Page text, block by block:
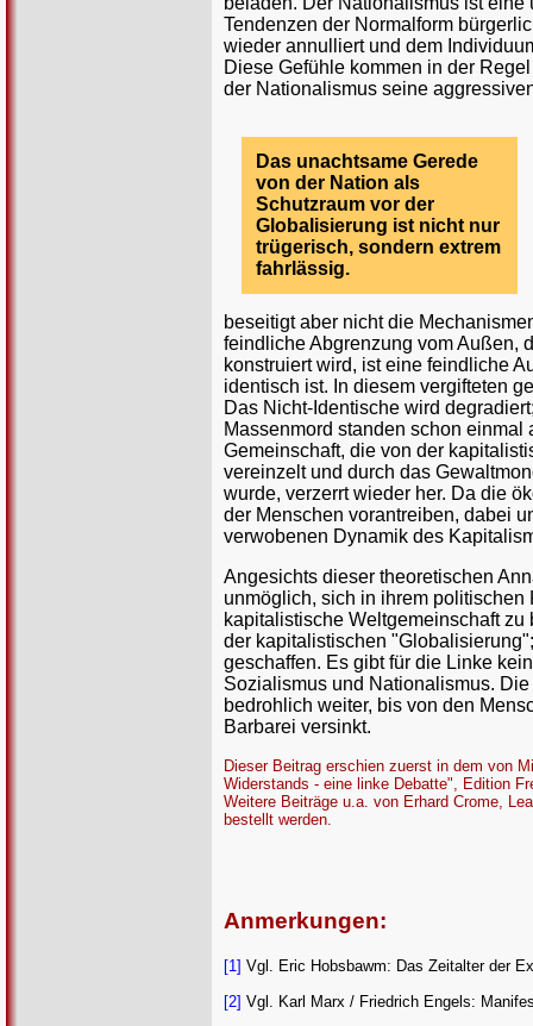
Tendenzen der Normalform
wieder annulliert und dem
Diese Gefühle kommen in der
der Nationalismus seine
Das unachtsame Gerede
von der Nation als
Schutzraum vor der
Globalisierung ist nicht nur
trügerisch, sondern extrem
fahrlässig.
beseitigt aber nicht die
feindliche Abgrenzung vom Außen,
konstruiert wird, ist eine feindliche
identisch ist. In diesem vergifteten
Das Nicht-Identische wird
Massenmord standen schon
Gemeinschaft, die von der
vereinzelt und durch das
wurde, verzerrt wieder her. Da die
der Menschen vorantreiben, dabei
verwobenen Dynamik des
Angesichts dieser theoretischen
unmöglich, sich in ihrem politischen
kapitalistische Weltgemeinschaft
der kapitalistischen
geschaffen. Es gibt für die Linke
Sozialismus und Nationalismus.
bedrohlich weiter, bis von den
Barbarei versinkt.
Dieser Beitrag erschien zuerst in dem von
Widerstands - eine linke Debatte", Edition
Weitere Beiträge u.a. von Erhard Crome,
bestellt werden.
Anmerkungen:
[1] Vgl. Eric Hobsbawm: Das Zeitalter der
[2] Vgl. Karl Marx / Friedrich Engels: